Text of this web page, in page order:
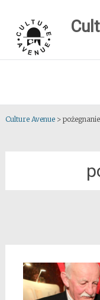
content
Culture Avenue> pożegnanie